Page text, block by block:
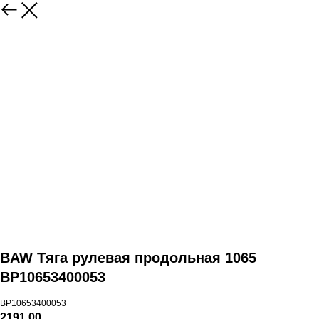
BAW Тяга рулевая продольная 1065
BP10653400053
BP10653400053